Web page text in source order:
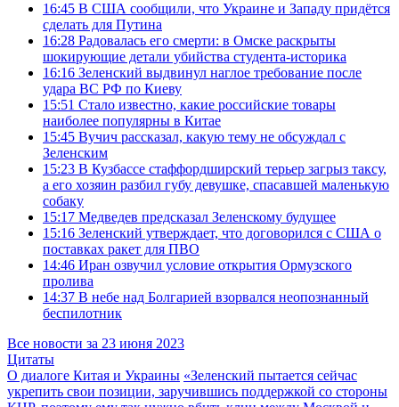
16:45 В США сообщили, что Украине и Западу придётся
сделать для Путина
16:28 Радовалась его смерти: в Омске раскрыты
шокирующие детали убийства студента‑историка
16:16 Зеленский выдвинул наглое требование после
удара ВС РФ по Киеву
15:51 Стало известно, какие российские товары
наиболее популярны в Китае
15:45 Вучич рассказал, какую тему не обсуждал с
Зеленским
15:23 В Кузбассе стаффордширский терьер загрыз таксу,
а его хозяин разбил губу девушке, спасавшей маленькую
собаку
15:17 Медведев предсказал Зеленскому будущее
15:16 Зеленский утверждает, что договорился с США о
поставках ракет для ПВО
14:46 Иран озвучил условие открытия Ормузского
пролива
14:37 В небе над Болгарией взорвался неопознанный
беспилотник
Все новости за 23 июня 2023
Цитаты
О диалоге Китая и Украины «Зеленский пытается сейчас
укрепить свои позиции, заручившись поддержкой со стороны